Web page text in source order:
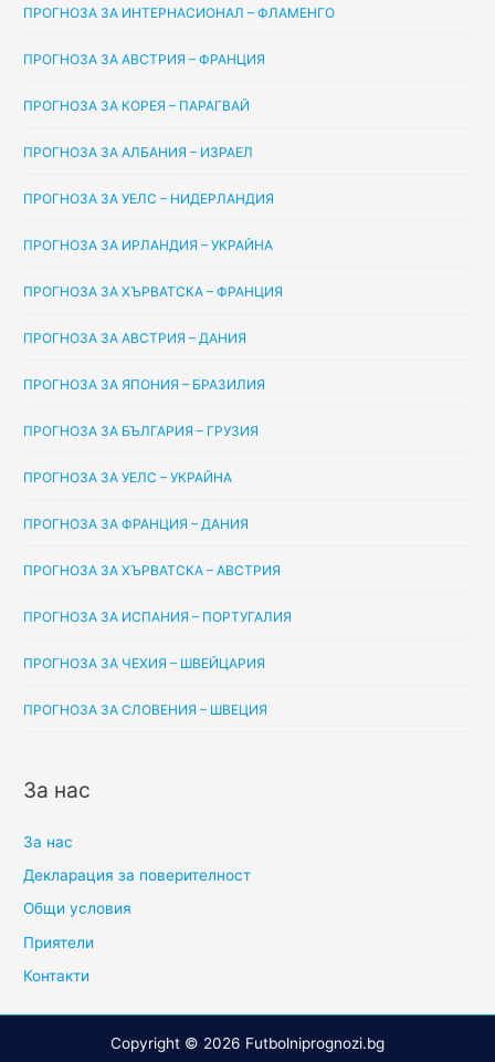
ПРОГНОЗА ЗА ИНТЕРНАСИОНАЛ – ФЛАМЕНГО
ПРОГНОЗА ЗА АВСТРИЯ – ФРАНЦИЯ
ПРОГНОЗА ЗА КОРЕЯ – ПАРАГВАЙ
ПРОГНОЗА ЗА АЛБАНИЯ – ИЗРАЕЛ
ПРОГНОЗА ЗА УЕЛС – НИДЕРЛАНДИЯ
ПРОГНОЗА ЗА ИРЛАНДИЯ – УКРАЙНА
ПРОГНОЗА ЗА ХЪРВАТСКА – ФРАНЦИЯ
ПРОГНОЗА ЗА АВСТРИЯ – ДАНИЯ
ПРОГНОЗА ЗА ЯПОНИЯ – БРАЗИЛИЯ
ПРОГНОЗА ЗА БЪЛГАРИЯ – ГРУЗИЯ
ПРОГНОЗА ЗА УЕЛС – УКРАЙНА
ПРОГНОЗА ЗА ФРАНЦИЯ – ДАНИЯ
ПРОГНОЗА ЗА ХЪРВАТСКА – АВСТРИЯ
ПРОГНОЗА ЗА ИСПАНИЯ – ПОРТУГАЛИЯ
ПРОГНОЗА ЗА ЧЕХИЯ – ШВЕЙЦАРИЯ
ПРОГНОЗА ЗА СЛОВЕНИЯ – ШВЕЦИЯ
За нас
За нас
Декларация за поверителност
Общи условия
Приятели
Контакти
Copyright © 2026 Futbolniprognozi.bg